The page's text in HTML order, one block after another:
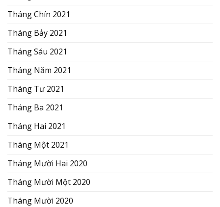
Tháng Chín 2021
Tháng Bảy 2021
Tháng Sáu 2021
Tháng Năm 2021
Tháng Tư 2021
Tháng Ba 2021
Tháng Hai 2021
Tháng Một 2021
Tháng Mười Hai 2020
Tháng Mười Một 2020
Tháng Mười 2020